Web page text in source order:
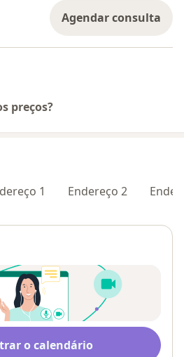
Agendar consulta
preços?
1 Endereço 2
o calendário